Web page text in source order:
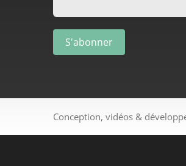
Conception, vidéos &